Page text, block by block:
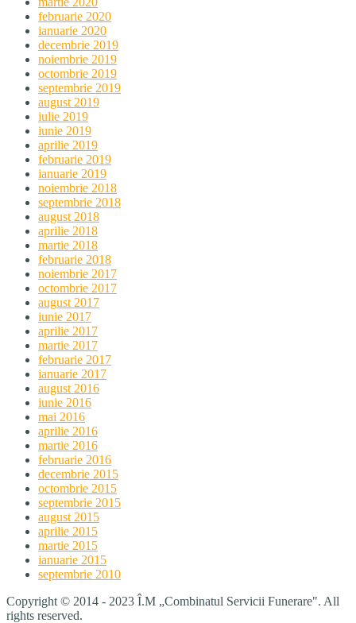
februarie 2020
ianuarie 2020
decembrie 2019
noiembrie 2019
octombrie 2019
septembrie 2019
august 2019
iulie 2019
iunie 2019
aprilie 2019
februarie 2019
ianuarie 2019
noiembrie 2018
septembrie 2018
august 2018
aprilie 2018
martie 2018
februarie 2018
noiembrie 2017
octombrie 2017
august 2017
iunie 2017
aprilie 2017
martie 2017
februarie 2017
ianuarie 2017
august 2016
iunie 2016
mai 2016
aprilie 2016
martie 2016
februarie 2016
decembrie 2015
octombrie 2015
septembrie 2015
august 2015
aprilie 2015
martie 2015
ianuarie 2015
septembrie 2010
Copyright © 2014 - 2023 Î.M „Combinatul Servicii Funerare". All
rights reserved.